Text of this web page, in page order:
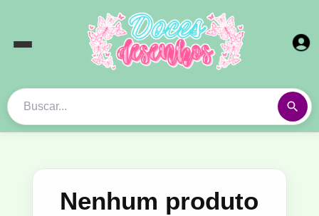
Nenhum produto